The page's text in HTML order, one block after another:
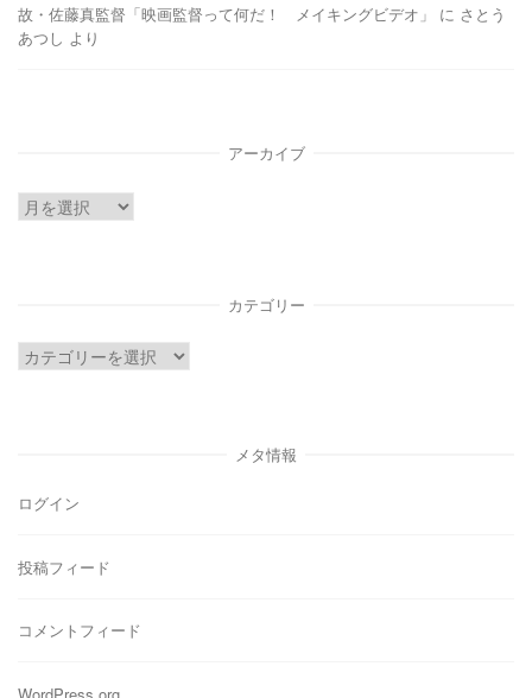
故・佐藤真監督「映画監督って何だ！ メイキングビデオ」 に さとう
あつし より
アーカイブ
ア
カテゴリー
カ
メタ情報
ログイン
投稿フィード
コメントフィード